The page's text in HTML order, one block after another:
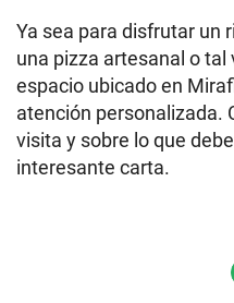
Ya sea para disfrutar un
una pizza artesanal o
espacio ubicado en
atención personalizada.
visita y sobre lo que
interesante carta.